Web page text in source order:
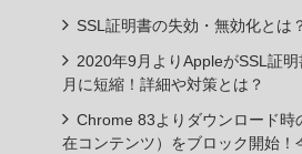
SSL証明書の失効・無効化とは
2020年9月よりAppleがSSL証
月に短縮！詳細や対策とは？
Chrome 83よりダウンロード時
在コンテンツ）をブロック開始！